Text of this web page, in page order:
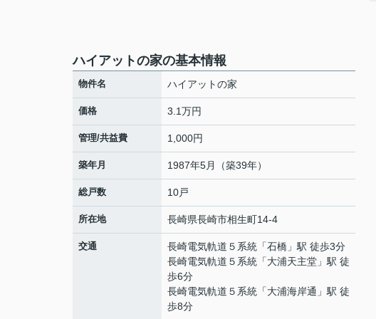
ハイアットの家の基本情報
物件名 ハイアットの家
価格 3.1万円
管理/共益費 1,000円
築年月 1987年5月（築39年）
総戸数 10戸
所在地 長崎県長崎市相生町14-4
交通 長崎電気軌道５系統 「石橋 」駅 徒歩3分
長崎電気軌道５系統 「大浦天主堂 」駅 徒
歩6分
長崎電気軌道５系統 「大浦海岸通 」駅 徒
歩8分